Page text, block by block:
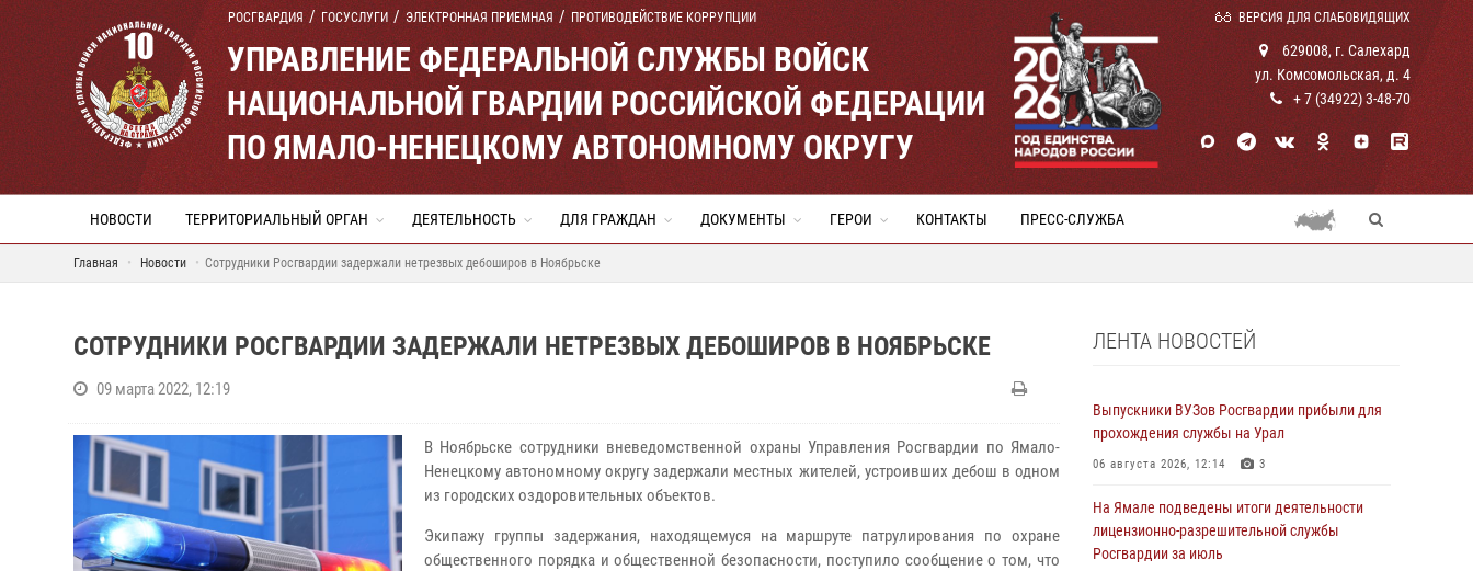
РОСГВАРДИЯ ГОСУСЛУГИ ЭЛЕКТРОННАЯ ПРИЕМНАЯ ПРОТИВОДЕЙСТВИЕ КОРРУПЦИИ ВЕРСИЯ ДЛЯ СЛАБОВИДЯЩИХ
УПРАВЛЕНИЕ ФЕДЕРАЛЬНОЙ СЛУЖБЫ ВОЙСК
НАЦИОНАЛЬНОЙ ГВАРДИИ РОССИЙСКОЙ ФЕДЕРАЦИИ
ПО ЯМАЛО-НЕНЕЦКОМУ АВТОНОМНОМУ ОКРУГУ
629008, г. Салехард
ул. Комсомольская, д. 4
+ 7 (34922) 3-48-70
НОВОСТИ ТЕРРИТОРИАЛЬНЫЙ ОРГАН ДЕЯТЕЛЬНОСТЬ ДЛЯ ГРАЖДАН ДОКУМЕНТЫ ГЕРОИ КОНТАКТЫ ПРЕСС-СЛУЖБА
Главная Новости Сотрудники Росгвардии задержали нетрезвых дебоширов в Ноябрьске
СОТРУДНИКИ РОСГВАРДИИ ЗАДЕРЖАЛИ НЕТРЕЗВЫХ ДЕБОШИРОВ В НОЯБРЬСКЕ
09 марта 2022, 12:19
В Ноябрьске сотрудники вневедомственной охраны Управления Росгвардии по Ямало-
Ненецкому автономному округу задержали местных жителей, устроивших дебош в одном
из городских оздоровительных объектов.
Экипажу группы задержания, находящемуся на маршруте патрулирования по охране
общественного порядка и общественной безопасности, поступило сообщение о том, что
ЛЕНТА НОВОСТЕЙ
Выпускники ВУЗов Росгвардии прибыли для
прохождения службы на Урал
06 августа 2026, 12:14 3
На Ямале подведены итоги деятельности
лицензионно-разрешительной службы
Росгвардии за июль